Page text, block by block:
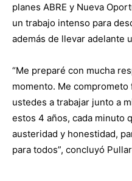
planes ABRE y Nueva
un trabajo intenso para
además de llevar adelante
“Me preparé con mucha
momento. Me
ustedes a trabajar junto a
estos 4 años, cada minuto
austeridad y honestidad,
para todos”, concluyó